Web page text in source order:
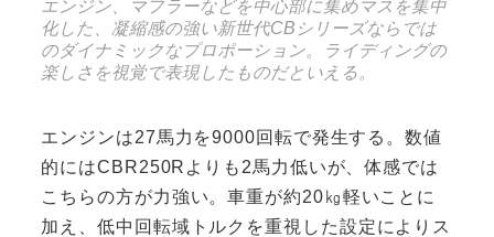
エンジン、マフラーなどを中心部に集めマスを集中
化した、凝縮感の強い新世代CBシリーズならでは
のダイナミックなプロポーション。ライディングの
楽しさを視覚で表現したものだといえる。
エンジンは27馬力を9000回転で発生する。数値
的にはCBR250Rよりも2馬力低いが、体感では
こちらの方が力強い。車重が約20㎏軽いことに
加え、低中回転域トルクを重視した設定によりス